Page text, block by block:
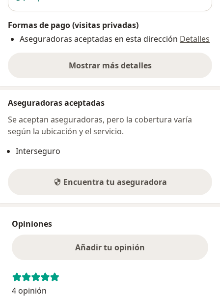
Formas de pago (visitas privadas)
Aseguradoras aceptadas en esta dirección Detalles
Mostrar más detalles
sobre la dirección
Aseguradoras aceptadas
Se aceptan aseguradoras, pero la cobertura varía
según la ubicación y el servicio.
Interseguro
Encuentra tu aseguradora
Opiniones
Añadir tu opinión
4 opinión